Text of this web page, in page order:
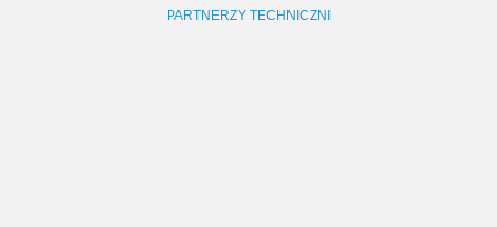
PARTNERZY TECHNICZNI